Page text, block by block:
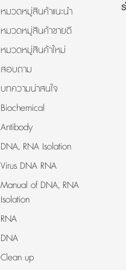
หมวดหมู่สินค้าแนะนำ
หมวดหมู่สินค้าขายดี
หมวดหมู่สินค้าใหม่
สอบถาม
บทความน่าสนใจ
Biochemical
Antibody
DNA, RNA Isolation
Virus DNA RNA
Manual of DNA, RNA
Isolation
RNA
DNA
Clean up